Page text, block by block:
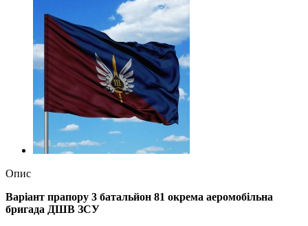
Опис
Варіант прапору 3 батальйон 81 окрема аеромобільна
бригада ДШВ ЗСУ